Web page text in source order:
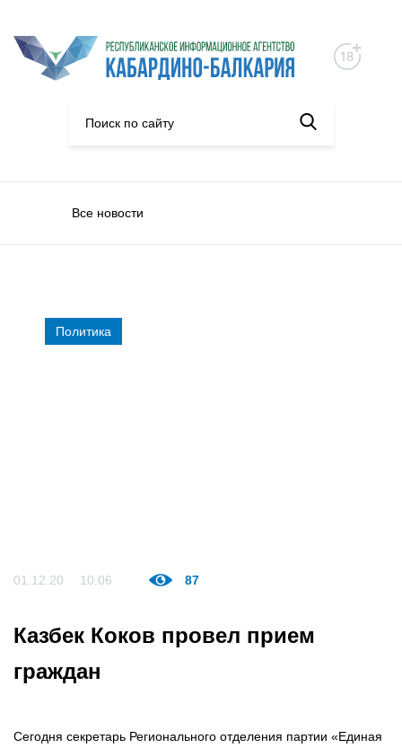
Все новости
Политика
01.12.20 10:06 87
Казбек Коков провел прием
граждан
Сегодня секретарь Регионального отделения партии «Единая